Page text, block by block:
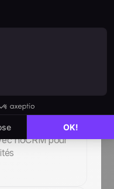
interne
de
préféré
noCRM pour